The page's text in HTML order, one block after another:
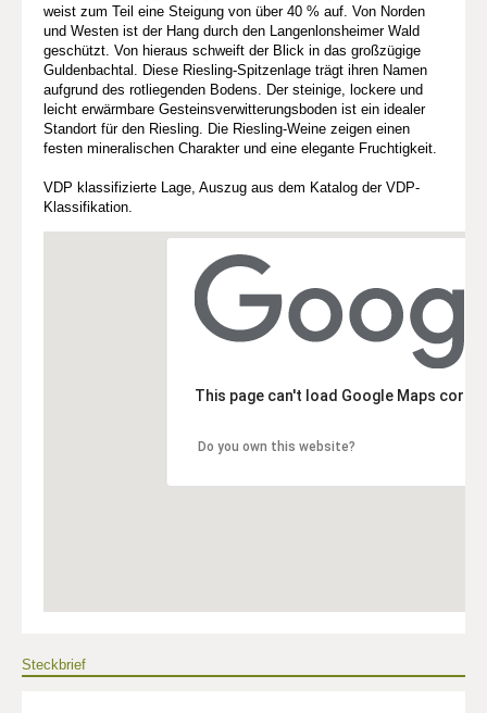
weist zum Teil eine Steigung von über 40 % auf. Von Norden
und Westen ist der Hang durch den Langenlonsheimer Wald
geschützt. Von hieraus schweift der Blick in das großzügige
Guldenbachtal. Diese Riesling-Spitzenlage trägt ihren Namen
aufgrund des rotliegenden Bodens. Der steinige, lockere und
leicht erwärmbare Gesteinsverwitterungsboden ist ein idealer
Standort für den Riesling. Die Riesling-Weine zeigen einen
festen mineralischen Charakter und eine elegante Fruchtigkeit.
VDP klassifizierte Lage, Auszug aus dem Katalog der VDP-
Klassifikation.
This page can't load Google Maps
Do you own this website?
Steckbrief